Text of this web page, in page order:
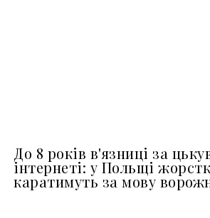
До 8 років в'язниці за
інтернеті: у Польщі
каратимуть за мову